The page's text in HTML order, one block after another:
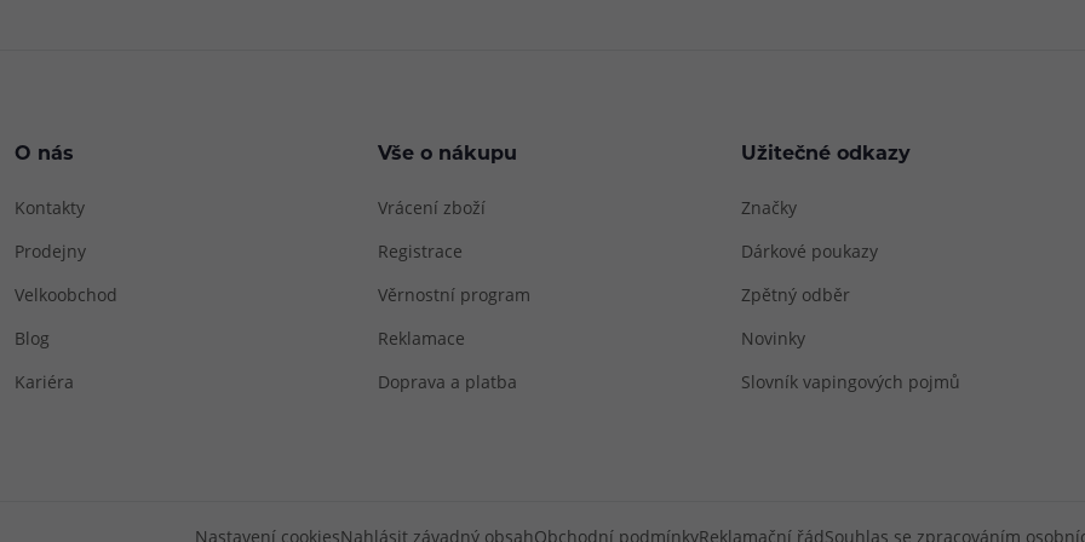
O nás
Kontakty
Prodejny
Velkoobchod
Blog
Kariéra
Vše o nákupu
Vrácení zboží
Registrace
Věrnostní program
Reklamace
Doprava a platba
Užitečné odkazy
Značky
Dárkové poukazy
Zpětný odběr
Novinky
Slovník vapingových pojmů
Nastavení cookiesNahlásit závadný obsahObchodní podmínkyReklamační řádSouhlas se zpracováním